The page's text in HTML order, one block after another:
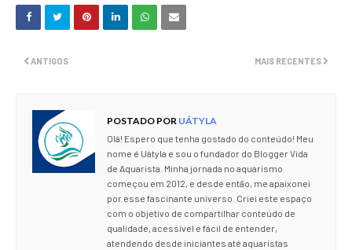
MAIS RECENTES
ANTIGOS
POSTADO POR UÁTYLA
Olá! Espero que tenha gostado do conteúdo! Meu
nome é Uátyla e sou o fundador do Blogger Vida
de Aquarista. Minha jornada no aquarismo
começou em 2012, e desde então, me apaixonei
por esse fascinante universo. Criei este espaço
com o objetivo de compartilhar conteúdo de
qualidade, acessível e fácil de entender,
atendendo desde iniciantes até aquaristas